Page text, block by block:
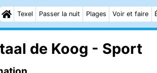
Texel Passer la nuit Plages Voir et faire
de Koog - Sport